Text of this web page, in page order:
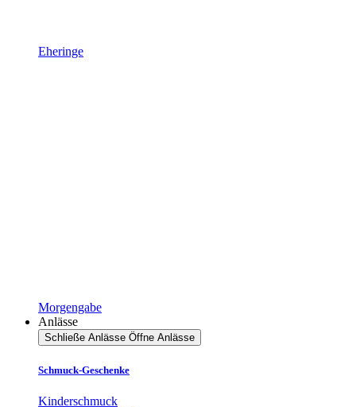
Eheringe
Morgengabe
Anlässe
Schließe Anlässe Öffne Anlässe
Schmuck-Geschenke
Kinderschmuck